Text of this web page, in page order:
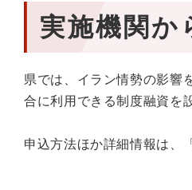
実施機関か
県では、イラン情勢の影響
合に利用できる制度融資を
申込方法ほか詳細情報は、